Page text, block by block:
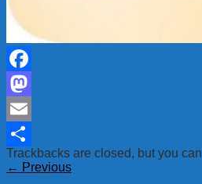
Facebook
Mastodon
Email
Share
Trackbacks are closed, but you can
← Previous